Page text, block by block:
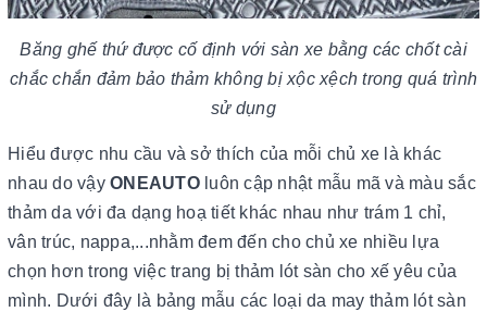
Băng ghế thứ được cố định với sàn xe bằng các chốt cài
chắc chắn đảm bảo thảm không bị xộc xệch trong quá trình
sử dụng
Hiểu được nhu cầu và sở thích của mỗi chủ xe là khác
nhau do vậy ONEAUTO luôn cập nhật mẫu mã và màu sắc
thảm da với đa dạng hoạ tiết khác nhau như trám 1 chỉ,
vân trúc, nappa,...nhằm đem đến cho chủ xe nhiều lựa
chọn hơn trong việc trang bị thảm lót sàn cho xế yêu của
mình. Dưới đây là bảng mẫu các loại da may thảm lót sàn